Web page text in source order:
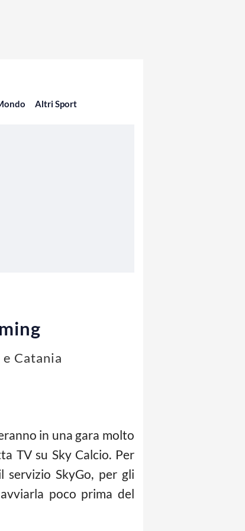
Altri Sport
Catania
in una gara molto
TV su Sky Calcio. Per
servizio SkyGo, per gli
poco prima del